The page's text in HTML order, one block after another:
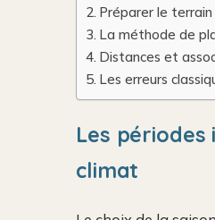
Préparer le terrain
La méthode de
Distances et
Les erreurs
Les
climat